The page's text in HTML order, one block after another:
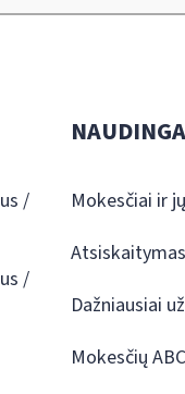
/
/
NAUDINGA
Mokesčiai ir
Dažniausiai
Mokesčių ABC